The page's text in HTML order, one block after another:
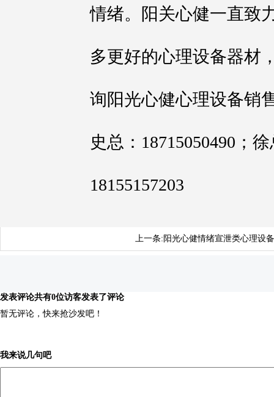
情绪。阳关心健一直致
多更好的心理设备器材
询阳光心健心理设备销
史总：18715050490；
18155157203
上一条: 阳光心健情绪宣泄类心理设
发表评论共有0位访客发表了评论
暂无评论，快来抢沙发吧！
我来说几句吧